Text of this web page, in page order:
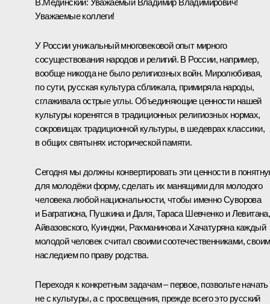
Уважаемые коллеги!
У России уникальный многовековой опыт мирного
сосуществования народов и религий. В России, например,
вообще никогда не было религиозных войн. Миролюбивая,
по сути, русская культура сближала, примиряла народы,
сглаживала острые углы. Объединяющие ценности нашей
культуры коренятся в традиционных религиозных нормах,
сокровищах традиционной культуры, в шедеврах классики,
в общих святынях исторической памяти.
Сегодня мы должны конвертировать эти ценности в
для молодёжи форму, сделать их манящими для молодого
человека любой национальности, чтобы именно Суворова
и Багратиона, Пушкина и Даля, Тараса Шевченко и Левитана,
Айвазовского, Куинджи, Рахманинова и Хачатуряна каждый
молодой человек считал своими соотечественниками, своим
наследием по праву родства.
Переходя к конкретным задачам – первое, позвольте начать
не с культуры, а с просвещения, прежде всего это русский